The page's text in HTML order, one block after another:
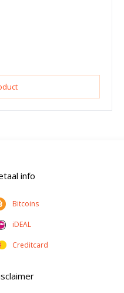
info
Bitcoins
iDEAL
Creditcard